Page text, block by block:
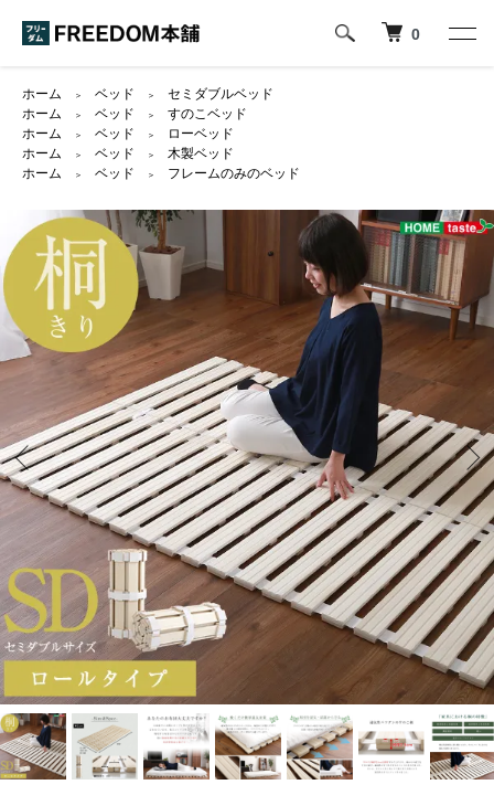
0
ホーム ＞ ベッド ＞
セミダブルベッド
ホーム
＞ ベッド ＞
すのこベッド
ホーム
＞ ベッド ＞
ローベッド
ホーム
＞ ベッド ＞
木製ベッド
ホーム
＞ ベッド ＞ フレームのみのベッド